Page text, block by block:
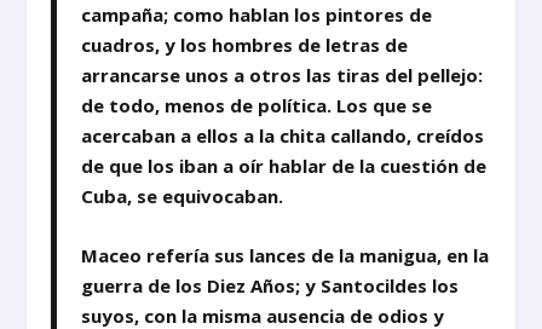
campaña; como hablan los pintores de
cuadros, y los hombres de letras de
arrancarse unos a otros las tiras del pellejo:
de todo, menos de política. Los que se
acercaban a ellos a la chita callando, creídos
de que los iban a oír hablar de la cuestión de
Cuba, se equivocaban.
Maceo refería sus lances de la manigua, en la
guerra de los Diez Años; y Santocildes los
suyos, con la misma ausencia de odios y